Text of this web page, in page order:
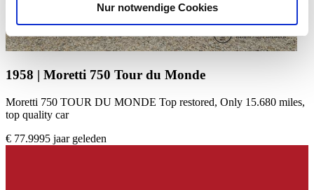
Verwendung unserer Website an unsere Partner für
soziale Medien, Werbung und Analysen weiter. Unsere
Partner führen diese Informationen möglicherweise mit
haben oder die sie im Rahmen Ihrer Nutzung der Dienste
Nur notwendige Cookies
1958 | Moretti 750 Tour du Monde
Moretti 750 TOUR DU MONDE Top restored, Only 15.680 miles,
top quality car
€ 77.9995 jaar geleden